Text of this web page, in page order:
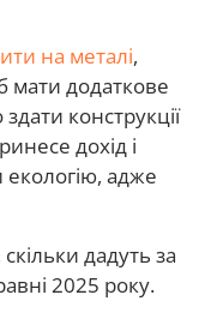
на металі,
додаткове
конструкції
дохід і
адже
дадуть за
2025 року.